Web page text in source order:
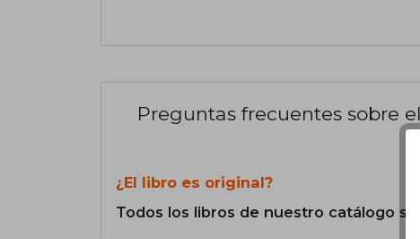
Preguntas frecuentes sobre
¿El libro es original?
Todos los libros de nuestro catálogo